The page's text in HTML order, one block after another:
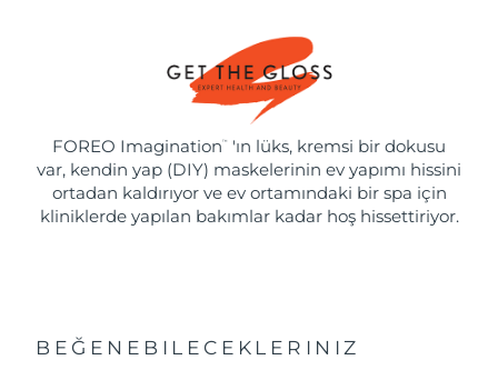
FOREO Imagination ™
'ın lüks, kremsi bir dokusu
var, kendin yap (DIY) maskelerinin ev yapımı hissini
ortadan kaldırıyor ve ev ortamındaki bir spa için
kliniklerde yapılan bakımlar kadar hoş hissettiriyor.
BEĞENEBILECEKLERINIZ